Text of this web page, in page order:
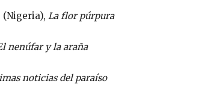
(Nigeria), La flor púrpura
nenúfar y la araña
noticias del paraíso